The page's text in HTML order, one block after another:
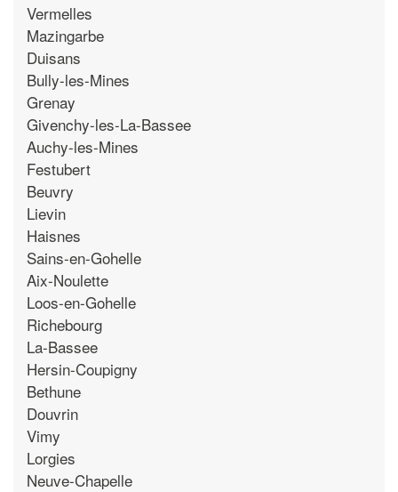
Vermelles
Mazingarbe
Duisans
Bully-les-Mines
Grenay
Givenchy-les-La-Bassee
Auchy-les-Mines
Festubert
Beuvry
Lievin
Haisnes
Sains-en-Gohelle
Aix-Noulette
Loos-en-Gohelle
Richebourg
La-Bassee
Hersin-Coupigny
Bethune
Douvrin
Vimy
Lorgies
Neuve-Chapelle